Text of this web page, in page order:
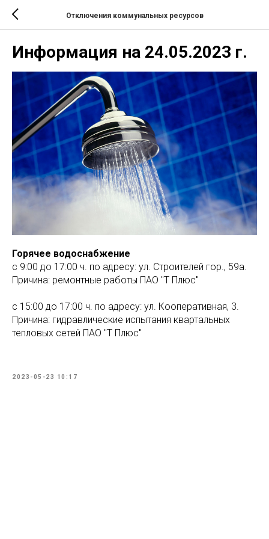
Отключения коммунальных ресурсов
Информация на 24.05.2023 г.
Горячее водоснабжение
с 9:00 до 17:00 ч. по адресу: ул. Строителей гор., 59а.
Причина: ремонтные работы ПАО "Т Плюс"
с 15:00 до 17:00 ч. по адресу: ул. Кооперативная, 3.
Причина: гидравлические испытания квартальных
тепловых сетей ПАО "Т Плюс"
2023-05-23 10:17